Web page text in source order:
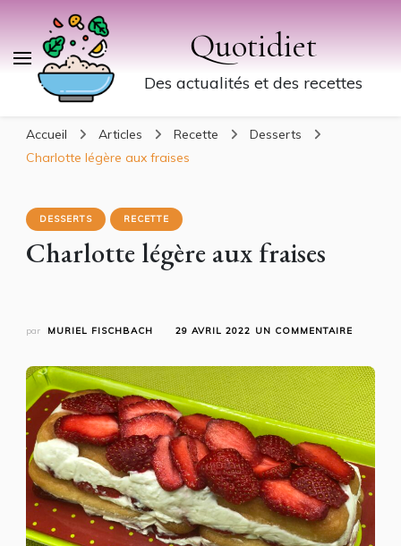
Quotidiet
Des actualités et des recettes
Accueil Articles Recette
Desserts
Charlotte légère aux fraises
DESSERTS RECETTE
Charlotte légère aux fraises
par MURIEL FISCHBACH 29 AVRIL 2022 UN COMMENTAIRE
AUX
FRAISES